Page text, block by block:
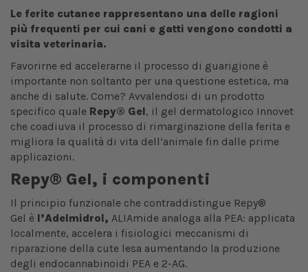
Le ferite cutanee rappresentano una delle ragioni
più frequenti per cui cani e gatti vengono condotti a
visita veterinaria.
Favorirne ed accelerarne il processo di guarigione è
importante non soltanto per una questione estetica, ma
anche di salute. Come? Avvalendosi di un prodotto
specifico quale Repy® Gel, il gel dermatologico Innovet
che coadiuva il processo di rimarginazione della ferita e
migliora la qualità di vita dell’animale fin dalle prime
applicazioni.
Repy® Gel, i componenti
Il principio funzionale che contraddistingue Repy®
Gel è l’Adelmidrol, ALIAmide analoga alla PEA: applicata
localmente, accelera i fisiologici meccanismi di
riparazione della cute lesa aumentando la produzione
degli endocannabinoidi PEA e 2-AG.